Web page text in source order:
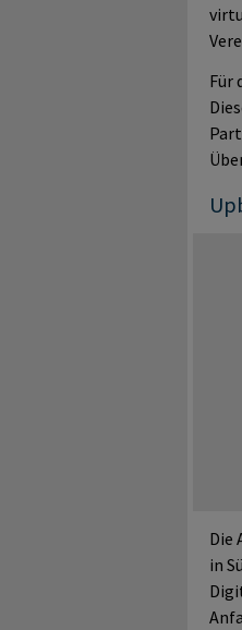
Für
Die
in